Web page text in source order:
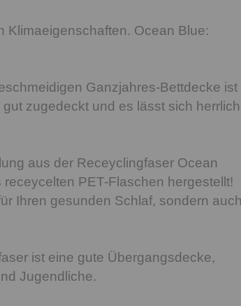
Klimaeigenschaften. Ocean Blue:
Ganzjahres-Bettdecke ist
zugedeckt und es lässt sich herrlich
aus der Receyclingfaser Ocean
PET-Flaschen hergestellt!
Ihren gesunden Schlaf, sondern
ist eine gute Übergangsdecke,
Jugendliche.